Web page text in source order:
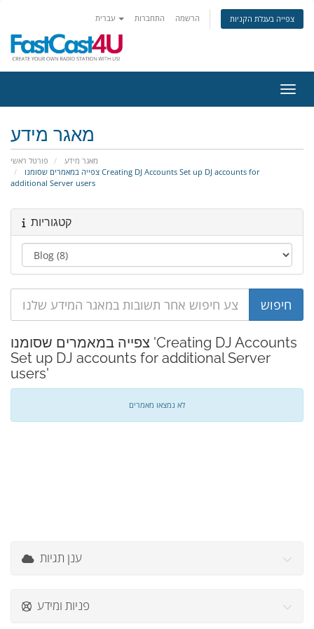
התחברות הרשמה צפייה בעגלת הקניות
מאגר מידע
פורטל ראשי
מאגר מידע
additional Server users
קטגוריות
צפייה במאמרים שסומנו 'Creating DJ Accounts
Set up DJ accounts for additional Server
users'
לא נמצאו מאמרים
ענן תגיות
פניות ומידע